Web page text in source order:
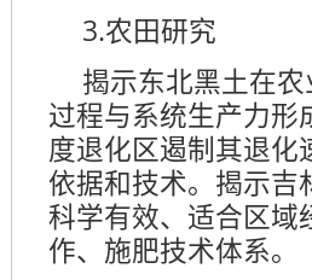
3.农田研究
揭示东北黑土在
过程与系统生产力
度退化区遏制其退
依据和技术。揭示
科学有效、适合区域
作、施肥技术体系。